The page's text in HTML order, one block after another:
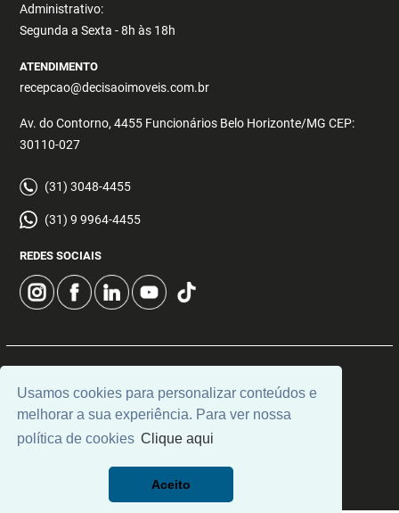
Usamos cookies para personalizar conteúdos e
melhorar a sua experiência. Para ver nossa
política de cookies Clique aqui
Aceito
Administrativo:
Segunda a Sexta - 8h às 18h
ATENDIMENTO
recepcao@decisaoimoveis.com.br
Av. do Contorno, 4455 Funcionários Belo Horizonte/MG CEP:
30110-027
(31) 3048-4455
(31) 9 9964-4455
REDES SOCIAIS
Universal Software.